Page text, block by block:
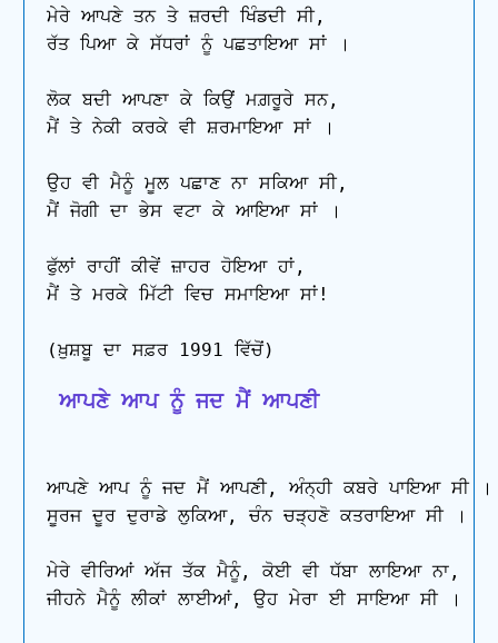
ਮੇਰੇ ਆਪਣੇ ਤਨ ਤੇ ਜ਼ਰਦੀ ਖਿੰਡਦੀ ਸੀ,
ਰੱਤ ਪਿਆ ਕੇ ਸੱਧਰਾਂ ਨੂੰ ਪਛਤਾਇਆ ਸਾਂ ।
ਲੋਕ ਬਦੀ ਆਪਣਾ ਕੇ ਕਿਉਂ ਮਗ਼ਰੂਰੇ ਸਨ,
ਮੈਂ ਤੇ ਨੇਕੀ ਕਰਕੇ ਵੀ ਸ਼ਰਮਾਇਆ ਸਾਂ ।
ਉਹ ਵੀ ਮੈਨੂੰ ਮੂਲ ਪਛਾਣ ਨਾ ਸਕਿਆ ਸੀ,
ਮੈਂ ਜੋਗੀ ਦਾ ਭੇਸ ਵਟਾ ਕੇ ਆਇਆ ਸਾਂ ।
ਫੁੱਲਾਂ ਰਾਹੀਂ ਕੀਵੇਂ ਜ਼ਾਹਰ ਹੋਇਆ ਹਾਂ,
ਮੈਂ ਤੇ ਮਰਕੇ ਮਿੱਟੀ ਵਿਚ ਸਮਾਇਆ ਸਾਂ!
ਆਪਣੇ ਆਪ ਨੂੰ ਜਦ ਮੈਂ ਆਪਣੀ
ਆਪਣੇ ਆਪ ਨੂੰ ਜਦ ਮੈਂ ਆਪਣੀ, ਅੰਨ੍ਹੀ ਕਬਰੇ ਪਾਇਆ ਸੀ ।
ਸੂਰਜ ਦੂਰ ਦੁਰਾਡੇ ਲੁਕਿਆ, ਚੰਨ ਚੜ੍ਹਣੋ ਕਤਰਾਇਆ ਸੀ ।
ਮੇਰੇ ਵੀਰਿਆਂ ਅੱਜ ਤੱਕ ਮੈਨੂੰ, ਕੋਈ ਵੀ ਧੱਬਾ ਲਾਇਆ ਨਾ,
ਜੀਹਨੇ ਮੈਨੂੰ ਲੀਕਾਂ ਲਾਈਆਂ, ਉਹ ਮੇਰਾ ਈ ਸਾਇਆ ਸੀ ।